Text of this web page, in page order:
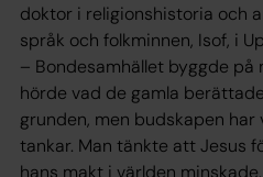
doktor i religionshistoria och
språk och folkminnen, Isof, i
– Bondesamhället byggde
hörde vad de gamla
grunden, men budskapen
tankar. Man tänkte att Jesus
hans makt i världen